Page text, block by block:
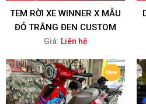
TEM RỜI XE WINNER X MẪU
ĐỎ TRẮNG ĐEN CUSTOM
Giá: Liên hệ